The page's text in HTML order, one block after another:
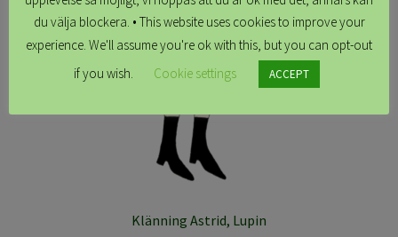
Klänning Astrid, Lupin
du välja blockera. • This website uses cookies to improve your
experience. We'll assume you're ok with this, but you can opt-out
if you wish.
Cookie settings ACCEPT